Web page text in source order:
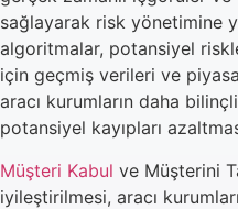
sağlayarak risk yönetimine
algoritmalar, potansiyel
için geçmiş verileri ve
aracı kurumların daha
potansiyel kayıpları
Müşteri Kabul ve Müşterini
iyileştirilmesi, aracı